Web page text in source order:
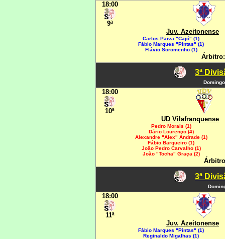
18:00
9ª
Juv. Azeitonense
Carlos Paiva "Cajó" (1)
Fábio Marques "Pintas" (1)
Flávio Soromenho (1)
3ª
18:00
10ª
UD Vilafranquense
Pedro Morais (1)
Dário Lourenço (4)
Alexandre "Alex" Andrade (1)
Fábio Barqueiro (1)
João Pedro Carvalho (1)
João "Tocha" Graça (2)
3ª
18:00
11ª
Juv. Azeitonense
Fábio Marques "Pintas" (1)
Reginaldo Migalhas (1)